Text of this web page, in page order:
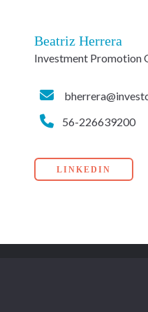
Beatriz Herrera
Investment Promotion
56-226639200
LINKEDIN